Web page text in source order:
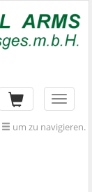
um zu navigieren.